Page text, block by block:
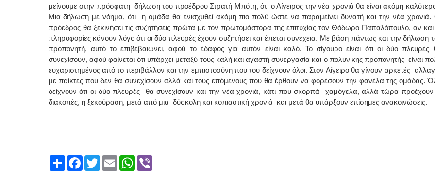
μείνουμε στην πρόσφατη δήλωση του προέδρου Στρατή Μπότη, ότι ο Αίγειρος την νέα χρονιά θα είναι ακόμη
Μια δήλωση με νόημα, ότι η ομάδα θα ενισχυθεί ακόμη πιο πολύ ώστε να παραμείνει δυνατή και την νέα χρονιά.
πρόεδρος θα ξεκινήσει τις συζητήσεις πρώτα με τον πρωτομάστορα της επιτυχίας τον Θόδωρο Παπαλόπουλο, αν και
πληροφορίες κάνουν λόγο ότι οι δύο πλευρές έχουν συζητήσει και έπεται συνέχεια. Με βάση πάντως και την δήλωση
προπονητή, αυτό το επιβεβαιώνει, αφού το έδαφος για αυτόν είναι καλό. Το σίγουρο είναι ότι οι δύο πλευρές
συνεχίσουν, αφού φαίνεται ότι υπάρχει μεταξύ τους καλή και αγαστή συνεργασία και ο πολυνίκης προπονητής είναι
ευχαριστημένος από το περιβάλλον και την εμπιστοσύνη που του δείχνουν όλοι. Στον Αίγειρο θα γίνουν αρκετές
με παίκτες που δεν θα συνεχίσουν αλλά και τους επόμενους που θα έρθουν να φορέσουν την φανέλα της ομάδας.
δείχνουν ότι οι δύο πλευρές θα συνεχίσουν και την νέα χρονιά, κάτι που σκορπά χαμόγελα, αλλά τώρα προέχουν
διακοπές, η ξεκούραση, μετά από μια δύσκολη και κοπιαστική χρονιά και μετά θα υπάρξουν επίσημες ανακοινώσεις.
ShareFacebook
TwitterEmailWhatsApp
Viber
Χειρουργός Ωτορινολαρυγγολόγος
Έλενα Μπούμπα
Στρατιωτικός Ιατρός
Διδ.Παν.Αθηνών
Διπλωματούχος Ευρ.Ακαδημίας
Πάρνηθας 95-97 Αχαρναί
2102467085 & 6938502258
email- elenboumpa@gmail.com